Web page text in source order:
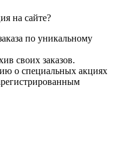
на сайте?
по уникальному
своих заказов.
о специальных акциях